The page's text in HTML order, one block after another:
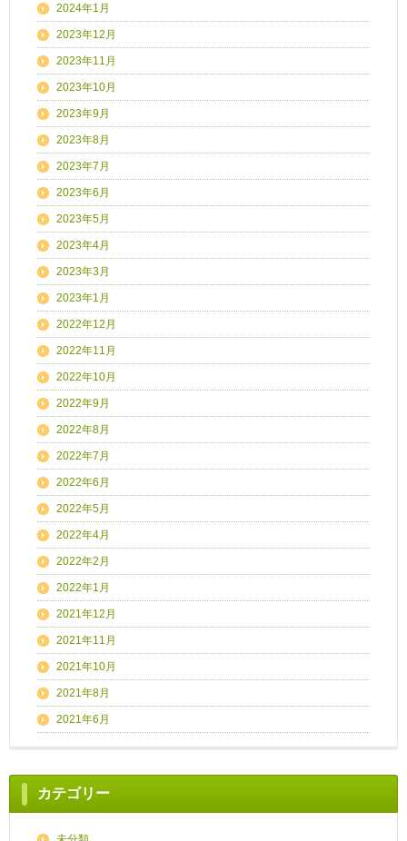
2024年1月
2023年12月
2023年11月
2023年10月
2023年9月
2023年8月
2023年7月
2023年6月
2023年5月
2023年4月
2023年3月
2023年1月
2022年12月
2022年11月
2022年10月
2022年9月
2022年8月
2022年7月
2022年6月
2022年5月
2022年4月
2022年2月
2022年1月
2021年12月
2021年11月
2021年10月
2021年8月
2021年6月
カテゴリー